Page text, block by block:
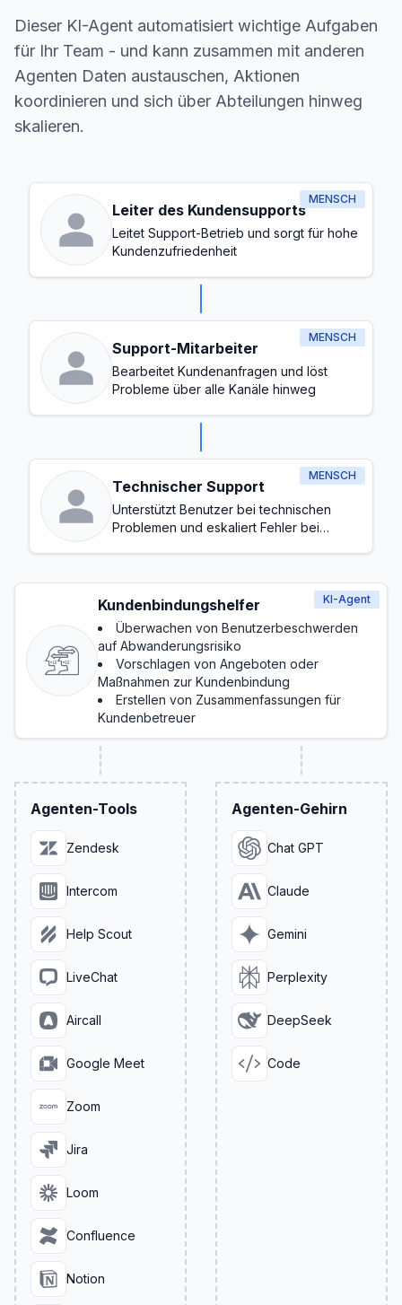
Dieser KI-Agent automatisiert wichtige Aufgaben
für Ihr Team - und kann zusammen mit anderen
Agenten Daten austauschen, Aktionen
koordinieren und sich über Abteilungen hinweg
skalieren.
MENSCH
Leiter des Kundensupports
Leitet Support-Betrieb und sorgt für hohe
Kundenzufriedenheit
MENSCH
Support-Mitarbeiter
Bearbeitet Kundenanfragen und löst
Probleme über alle Kanäle hinweg
MENSCH
Technischer Support
Unterstützt Benutzer bei technischen
Problemen und eskaliert Fehler bei
KI-Agent
Kundenbindungshelfer
Überwachen von Benutzerbeschwerden
auf Abwanderungsrisiko
Vorschlagen von Angeboten oder
Maßnahmen zur Kundenbindung
Erstellen von Zusammenfassungen für
Kundenbetreuer
Agenten-Tools
Zendesk
Intercom
Help Scout
LiveChat
Aircall
Google Meet
Zoom
Jira
Loom
Confluence
Notion
Agenten-Gehirn
Chat GPT
Claude
Gemini
Perplexity
DeepSeek
Code